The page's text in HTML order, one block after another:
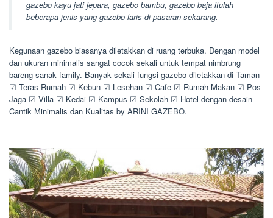
gazebo kayu jati jepara, gazebo bambu, gazebo baja itulah
beberapa jenis yang gazebo laris di pasaran sekarang.
Kegunaan gazebo biasanya diletakkan di ruang terbuka. Dengan model
dan ukuran minimalis sangat cocok sekali untuk tempat nimbrung
bareng sanak family. Banyak sekali fungsi gazebo diletakkan di Taman
☑ Teras Rumah ☑ Kebun ☑ Lesehan ☑ Cafe ☑ Rumah Makan ☑ Pos
Jaga ☑ Villa ☑ Kedai ☑ Kampus ☑ Sekolah ☑ Hotel dengan desain
Cantik Minimalis dan Kualitas by ARINI GAZEBO.